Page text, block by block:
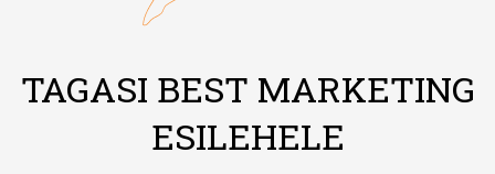
TAGASI BEST MARKETING
ESILEHELE